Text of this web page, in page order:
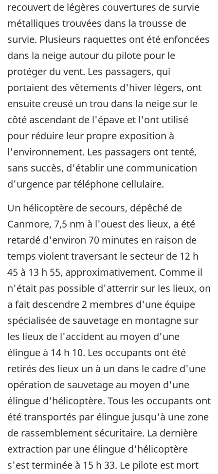
recouvert de légères couvertures de survie
métalliques trouvées dans la trousse de
survie. Plusieurs raquettes ont été enfoncées
dans la neige autour du pilote pour le
protéger du vent. Les passagers, qui
portaient des vêtements d'hiver légers, ont
ensuite creusé un trou dans la neige sur le
côté ascendant de l'épave et l'ont utilisé
pour réduire leur propre exposition à
l'environnement. Les passagers ont tenté,
sans succès, d'établir une communication
d'urgence par téléphone cellulaire.
Un hélicoptère de secours, dépêché de
Canmore, 7,5 nm à l'ouest des lieux, a été
retardé d'environ 70 minutes en raison de
temps violent traversant le secteur de 12 h
45 à 13 h 55, approximativement. Comme il
n'était pas possible d'atterrir sur les lieux, on
a fait descendre 2 membres d'une équipe
spécialisée de sauvetage en montagne sur
les lieux de l'accident au moyen d'une
élingue à 14 h 10. Les occupants ont été
retirés des lieux un à un dans le cadre d'une
opération de sauvetage au moyen d'une
élingue d'hélicoptère. Tous les occupants ont
été transportés par élingue jusqu'à une zone
de rassemblement sécuritaire. La dernière
extraction par une élingue d'hélicoptère
s'est terminée à 15 h 33. Le pilote est mort